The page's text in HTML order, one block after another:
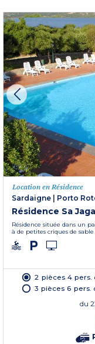
Location en Résidence
Sardaigne
Porto
Résidence Sa
Résidence située dans un
à de petites criques de
2 pièces 4 pers.
3 pièces 6 pers.
du